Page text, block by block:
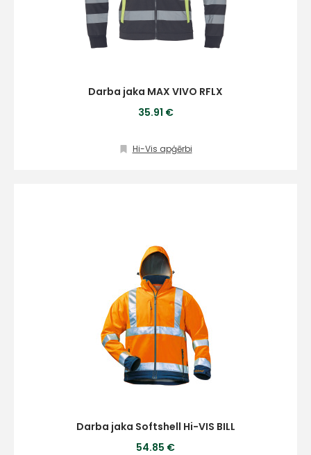
Darba jaka MAX VIVO RFLX
35.91 €
Hi-Vis apģērbi
Darba jaka Softshell Hi-VIS BILL
54.85 €